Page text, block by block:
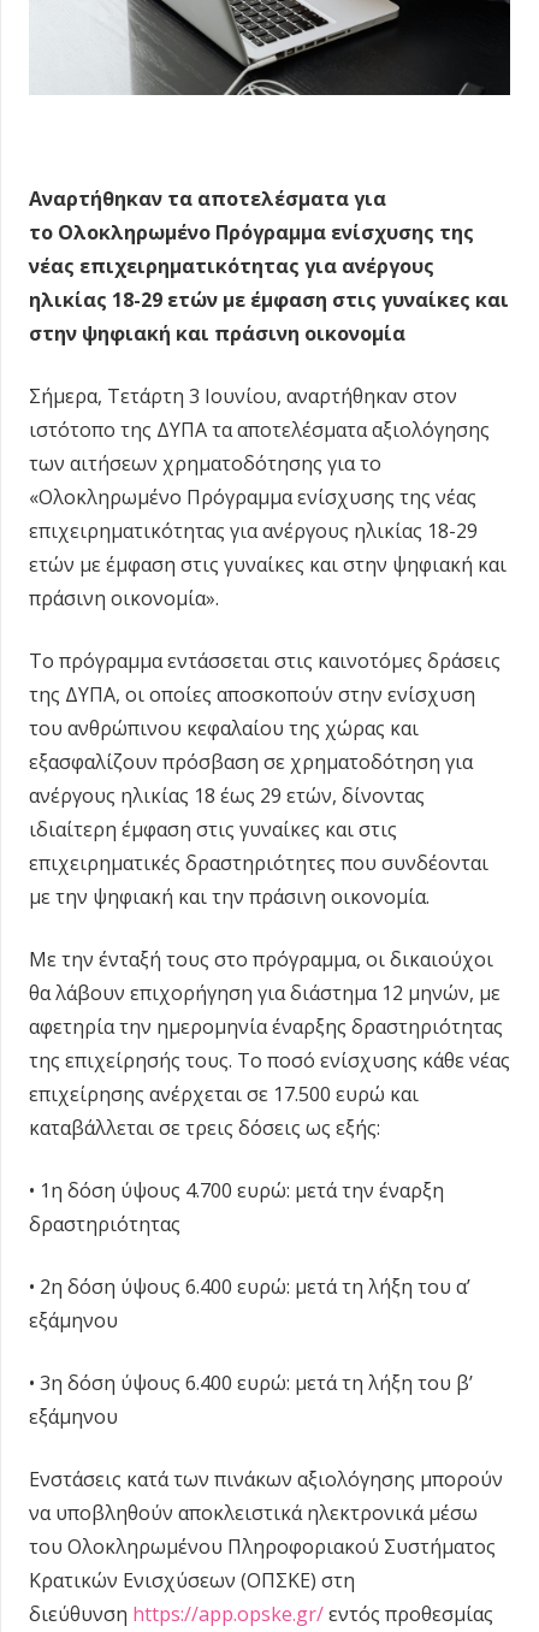
Αναρτήθηκαν τα αποτελέσματα για
το Ολοκληρωμένο Πρόγραμμα ενίσχυσης της
νέας επιχειρηματικότητας για ανέργους
ηλικίας 18-29 ετών με έμφαση στις γυναίκες και
στην ψηφιακή και πράσινη οικονομία
Σήμερα, Τετάρτη 3 Ιουνίου, αναρτήθηκαν στον
ιστότοπο της ΔΥΠΑ τα αποτελέσματα αξιολόγησης
των αιτήσεων χρηματοδότησης για το
«Ολοκληρωμένο Πρόγραμμα ενίσχυσης της νέας
επιχειρηματικότητας για ανέργους ηλικίας 18-29
ετών με έμφαση στις γυναίκες και στην ψηφιακή και
πράσινη οικονομία».
Το πρόγραμμα εντάσσεται στις καινοτόμες δράσεις
της ΔΥΠΑ, οι οποίες αποσκοπούν στην ενίσχυση
του ανθρώπινου κεφαλαίου της χώρας και
εξασφαλίζουν πρόσβαση σε χρηματοδότηση για
ανέργους ηλικίας 18 έως 29 ετών, δίνοντας
ιδιαίτερη έμφαση στις γυναίκες και στις
επιχειρηματικές δραστηριότητες που συνδέονται
με την ψηφιακή και την πράσινη οικονομία.
Με την ένταξή τους στο πρόγραμμα, οι δικαιούχοι
θα λάβουν επιχορήγηση για διάστημα 12 μηνών, με
αφετηρία την ημερομηνία έναρξης δραστηριότητας
της επιχείρησής τους. Το ποσό ενίσχυσης κάθε νέας
επιχείρησης ανέρχεται σε 17.500 ευρώ και
καταβάλλεται σε τρεις δόσεις ως εξής:
• 1η δόση ύψους 4.700 ευρώ: μετά την έναρξη
δραστηριότητας
• 2η δόση ύψους 6.400 ευρώ: μετά τη λήξη του α’
εξάμηνου
• 3η δόση ύψους 6.400 ευρώ: μετά τη λήξη του β’
εξάμηνου
Ενστάσεις κατά των πινάκων αξιολόγησης μπορούν
να υποβληθούν αποκλειστικά ηλεκτρονικά μέσω
του Ολοκληρωμένου Πληροφοριακού Συστήματος
Κρατικών Ενισχύσεων (ΟΠΣΚΕ) στη
διεύθυνση https://app.opske.gr/εντός προθεσμίας